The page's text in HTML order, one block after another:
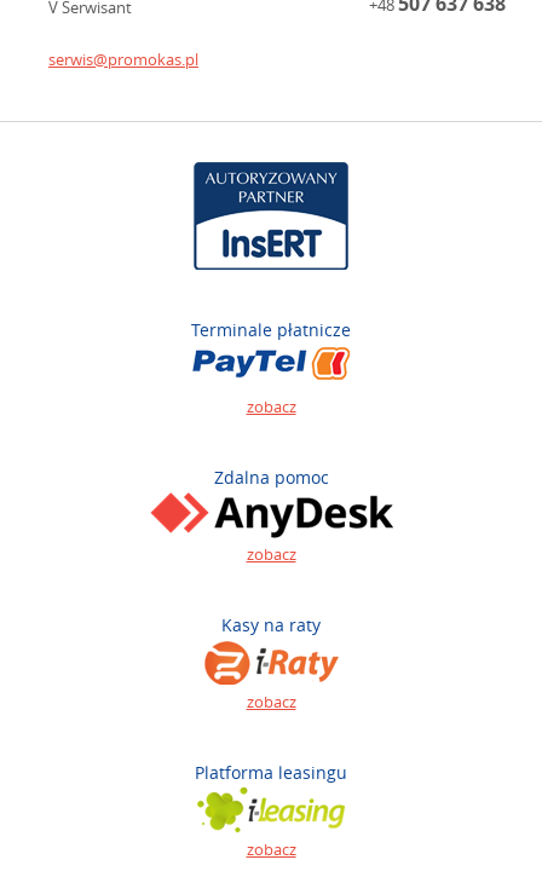
V Serwisant
serwis@promokas.pl
Terminale płatnicze
zobacz
Zdalna pomoc
zobacz
Kasy na raty
zobacz
Platforma leasingu
zobacz